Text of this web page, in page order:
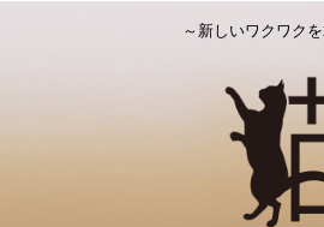
～新しいワクワク